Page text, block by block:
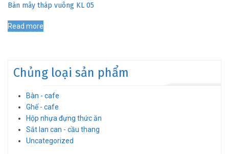
Bàn mây tháp vuông KL 05
Read more
Chủng loại sản phẩm
Bàn - cafe
Ghế - cafe
Hộp nhựa đựng thức ăn
Sắt lan can - cầu thang
Uncategorized